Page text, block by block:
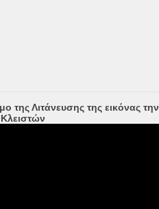
της Λιτάνευσης της εικόνας την